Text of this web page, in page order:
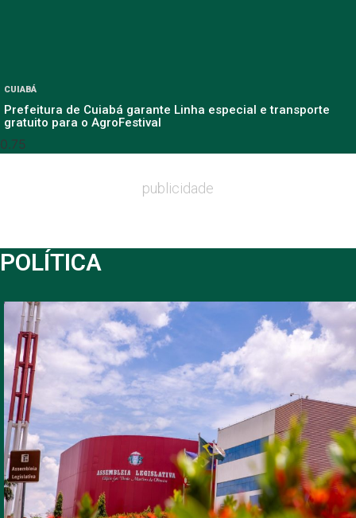
CUIABÁ
Prefeitura de Cuiabá garante Linha especial e transporte
gratuito para o AgroFestival
publicidade
POLÍTICA